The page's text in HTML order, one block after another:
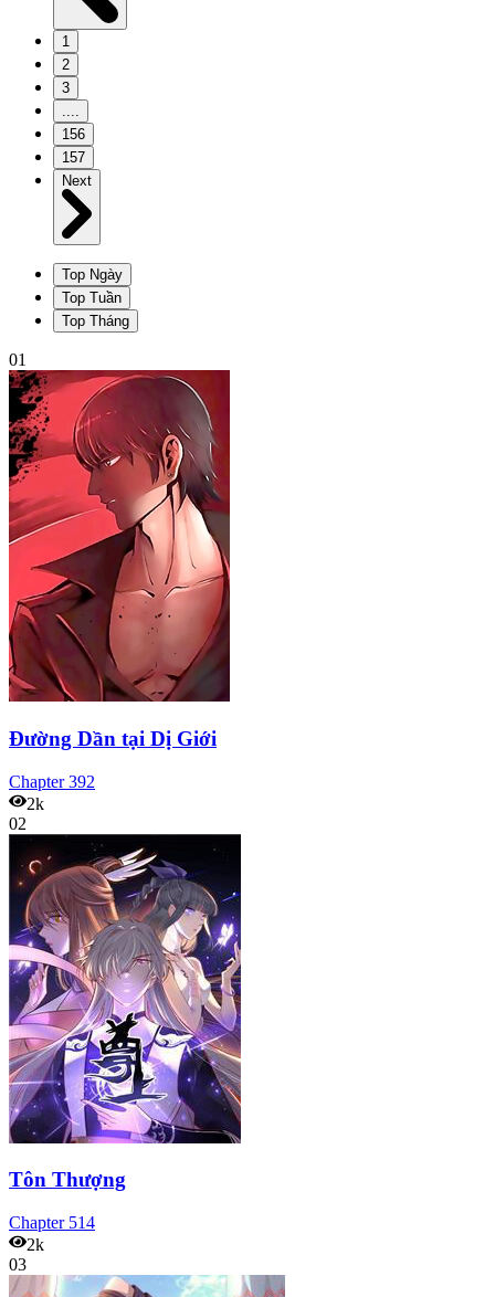
1
2
3
....
156
157
Next
Top Ngày
Top Tuần
Top Tháng
01
Đường Dần tại Dị Giới
Chapter392
2k
02
Tôn Thượng
Chapter 514
2k
03